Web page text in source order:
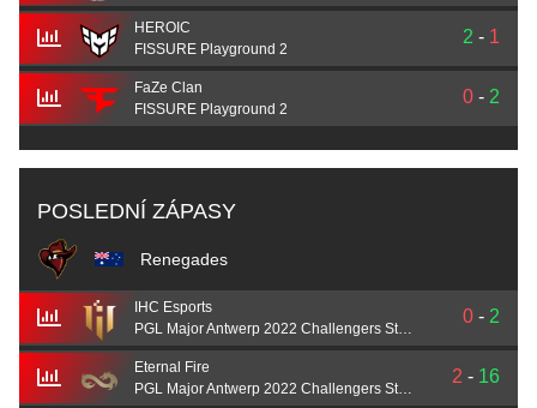
HEROIC
FISSURE Playground 2
2 - 1
FaZe Clan
FISSURE Playground 2
0 - 2
POSLEDNÍ ZÁPASY
Renegades
IHC Esports
PGL Major Antwerp 2022 Challengers Stage
0 - 2
Eternal Fire
PGL Major Antwerp 2022 Challengers Stage
2 - 16